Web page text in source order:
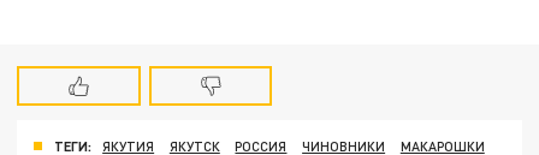
ТЕГИ: ЯКУТИЯ ЯКУТСК РОССИЯ ЧИНОВНИКИ
МАКАРОШКИ